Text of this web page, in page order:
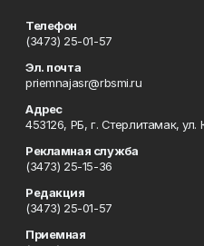
Телефон
(3473) 25-01-57
Эл. почта
priemnajasr@rbsmi.ru
Адрес
453126, РБ, г. Стерлитамак,
Рекламная служба
(3473) 25-15-36
Редакция
(3473) 25-01-57
Приемная